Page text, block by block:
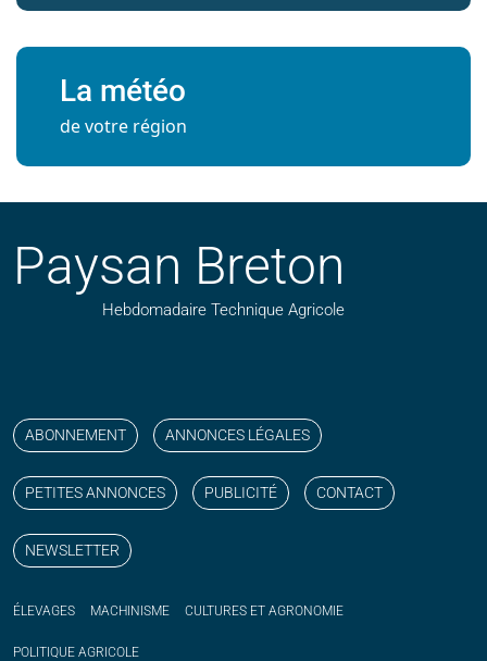
La météo
de votre région
Paysan Breton
Hebdomadaire Technique Agricole
ABONNEMENT ANNONCES LÉGALES
PETITES ANNONCES PUBLICITÉ CONTACT
NEWSLETTER
ÉLEVAGES MACHINISME CULTURES ET AGRONOMIE
POLITIQUE AGRICOLE